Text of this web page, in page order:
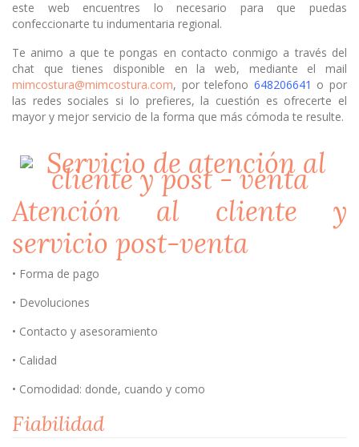
este web encuentres lo necesario para que puedas
confeccionarte tu indumentaria regional.
Te animo a que te pongas en contacto conmigo a través del
chat que tienes disponible en la web, mediante el mail
mimcostura@mimcostura.com, por telefono 648206641 o por
las redes sociales si lo prefieres, la cuestión es ofrecerte el
mayor y mejor servicio de la forma que más cómoda te resulte.
Atención al cliente y
servicio post-venta
• Forma de pago
• Devoluciones
• Contacto y asesoramiento
• Calidad
• Comodidad: donde, cuando y como
Fiabilidad